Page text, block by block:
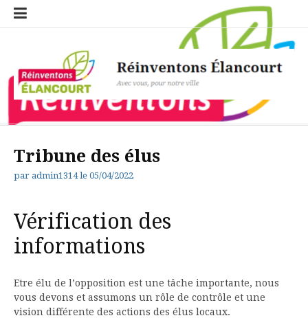
Aller
de
navigation
calendrier
Elancourt
associations
sociales
évènements
Elancourt
rendez-
l’association
Catégories
Emplacements
Étiquettes
pour
projet
de
confidentialité
sommes
à
Réinventons
de
l’association
ÉLANCOURT»
un
rendez-
une
proposition
de
fichier
Réinventons Élancourt
Avec vous, pour notre ville
Tribune des élus
par admin1314 le 05/04/2022
Vérification des
informations
Etre élu de l’opposition est une tâche importante, nous
vous devons et assumons un rôle de contrôle et une
vision différente des actions des élus locaux.